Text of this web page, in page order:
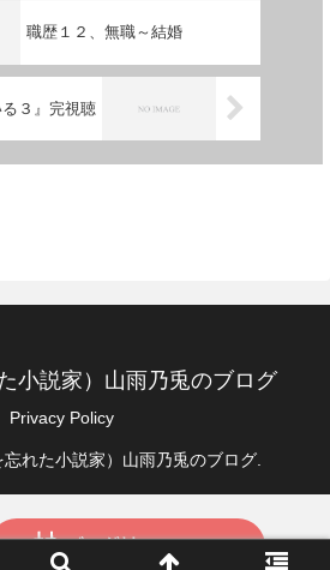
職歴１２、無職～結婚
る３』完視聴
小説家）山雨乃兎のブログ
Privacy Policy
れた小説家）山雨乃兎のブログ.